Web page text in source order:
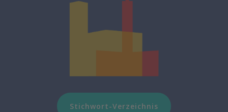
Stichwort-Verzeichnis